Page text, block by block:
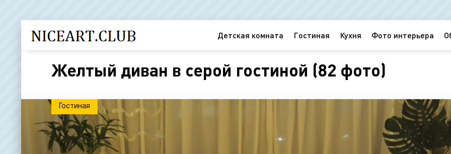
Детская комната Гостиная Кухня Фото интерьера
Желтый диван в серой гостиной (82 фото)
Гостиная